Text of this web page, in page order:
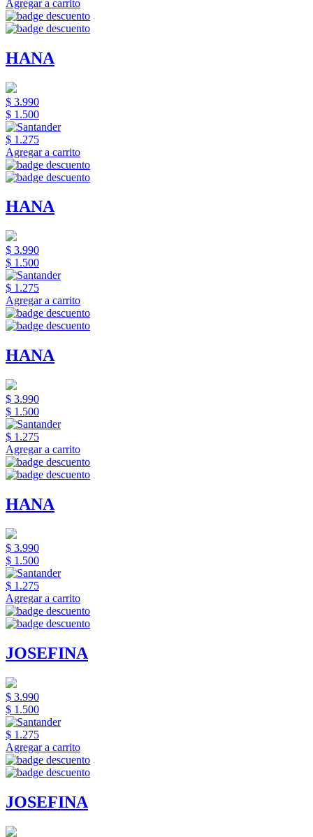
Agregar a carrito
HANA
$ 3.990
$ 1.500
$ 1.275
Agregar a carrito
HANA
$ 3.990
$ 1.500
$ 1.275
Agregar a carrito
HANA
$ 3.990
$ 1.500
$ 1.275
Agregar a carrito
HANA
$ 3.990
$ 1.500
$ 1.275
Agregar a carrito
JOSEFINA
$ 3.990
$ 1.500
$ 1.275
Agregar a carrito
JOSEFINA